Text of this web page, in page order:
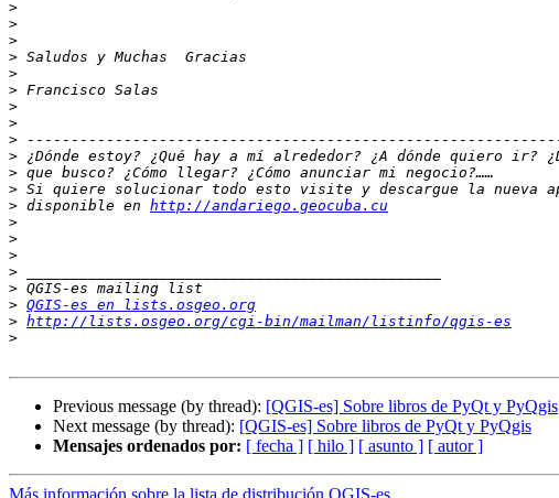
>
>
>
>
>
>
>
>
>
>
>
>
> disponible en http://andariego.geocuba.cu
>
>
>
>
>
> QGIS-es en lists.osgeo.org
> http://lists.osgeo.org/cgi-bin/mailman/listinfo/qgis-es
>
Previous message (by thread): [QGIS-es] Sobre libros de PyQt y PyQgis
Next message (by thread): [QGIS-es] Sobre libros de PyQt y PyQgis
Mensajes ordenados por: [ fecha ] [ hilo ] [ asunto ] [ autor ]